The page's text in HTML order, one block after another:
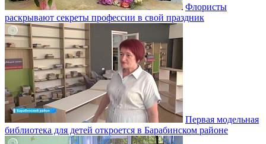
Флористы
раскрывают секреты профессии в свой праздник
Первая модельная
библиотека для детей откроется в Барабинском районе